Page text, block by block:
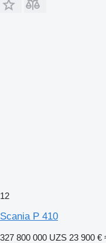
12
Scania P 410
327 800 000 UZS 23 900 €